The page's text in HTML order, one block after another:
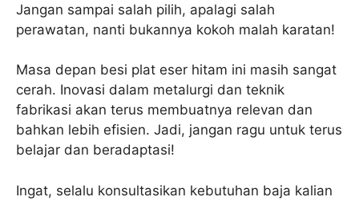
Jangan sampai salah pilih, apalagi salah
perawatan, nanti bukannya kokoh malah karatan!
Masa depan besi plat eser hitam ini masih sangat
cerah. Inovasi dalam metalurgi dan teknik
fabrikasi akan terus membuatnya relevan dan
bahkan lebih efisien. Jadi, jangan ragu untuk terus
belajar dan beradaptasi!
Ingat, selalu konsultasikan kebutuhan baja kalian